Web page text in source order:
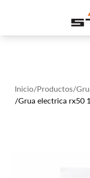
Inicio/Productos/
/Grua electrica rx50